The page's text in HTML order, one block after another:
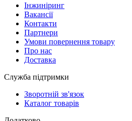
Інжиніринг
Вакансії
Контакти
Партнери
Умови повернення товару
Про нас
Доставка
Служба підтримки
Зворотній зв'язок
Каталог товарів